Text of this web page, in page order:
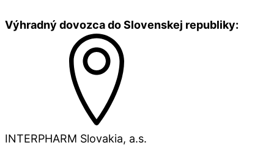
Výhradný dovozca do Slovenskej republiky:
INTERPHARM Slovakia, a.s.